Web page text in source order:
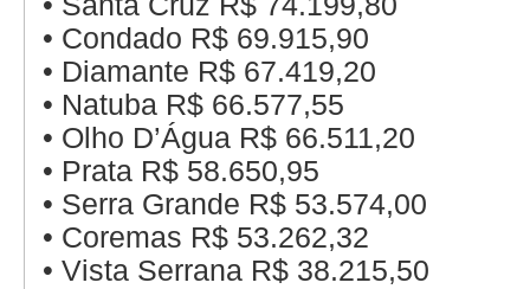
• Condado R$ 69.915,90
• Diamante R$ 67.419,20
• Natuba R$ 66.577,55
• Olho D’Água R$ 66.511,20
• Prata R$ 58.650,95
• Serra Grande R$ 53.574,00
• Coremas R$ 53.262,32
• Vista Serrana R$ 38.215,50